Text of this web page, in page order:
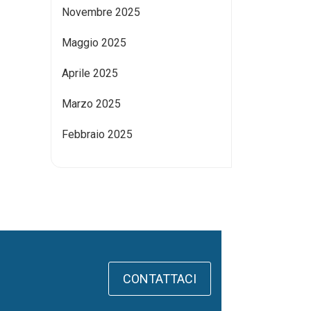
Novembre 2025
Maggio 2025
Aprile 2025
Marzo 2025
Febbraio 2025
CONTATTACI